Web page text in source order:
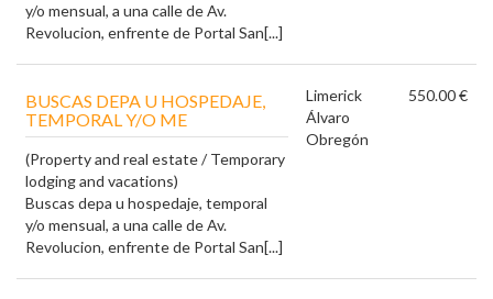
y/o mensual, a una calle de Av.
Revolucion, enfrente de Portal San[...]
BUSCAS DEPA U HOSPEDAJE,
TEMPORAL Y/O ME
(Property and real estate / Temporary
lodging and vacations)
Buscas depa u hospedaje, temporal
y/o mensual, a una calle de Av.
Revolucion, enfrente de Portal San[...]
Limerick
Álvaro
Obregón
550.00 €